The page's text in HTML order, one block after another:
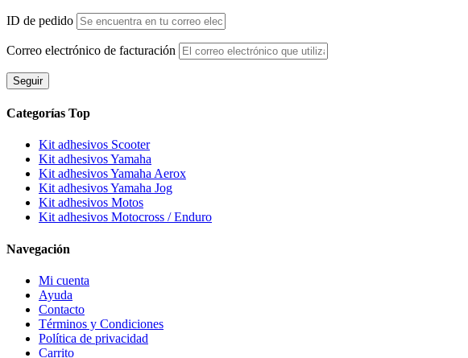
ID de pedido
Correo electrónico de facturación
Seguir
Categorías Top
Kit adhesivos Scooter
Kit adhesivos Yamaha
Kit adhesivos Yamaha Aerox
Kit adhesivos Yamaha Jog
Kit adhesivos Motos
Kit adhesivos Motocross / Enduro
Navegación
Mi cuenta
Ayuda
Contacto
Términos y Condiciones
Política de privacidad
Carrito